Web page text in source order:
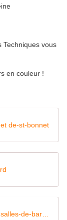
Techniques vous
en couleur !
de-st-bonnet